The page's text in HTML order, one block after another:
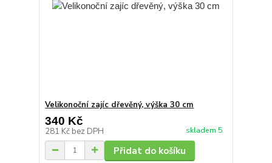
Velikonoční zajíc dřevěný, výška 30 cm
340 Kč
281 Kč bez DPH skladem 5
Přidat do košíku